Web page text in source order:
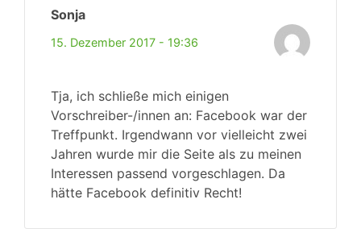
Sonja
15. Dezember 2017 - 19:36
Tja, ich schließe mich einigen
Vorschreiber-/innen an: Facebook war der
Treffpunkt. Irgendwann vor vielleicht zwei
Jahren wurde mir die Seite als zu meinen
Interessen passend vorgeschlagen. Da
hätte Facebook definitiv Recht!